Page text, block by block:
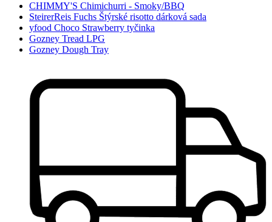
CHIMMY'S Chimichurri - Smoky/BBQ
SteirerReis Fuchs Štýrské risotto dárková sada
yfood Choco Strawberry tyčinka
Gozney Tread LPG
Gozney Dough Tray